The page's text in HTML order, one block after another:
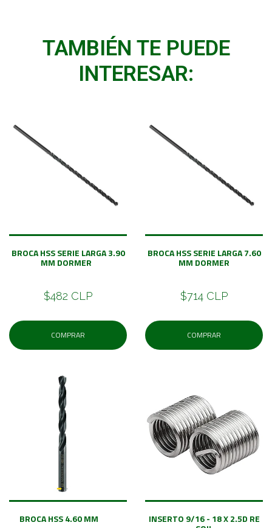
TAMBIÉN TE PUEDE
INTERESAR:
BROCA HSS SERIE LARGA 3.90
MM DORMER
$482 CLP
COMPRAR
BROCA HSS SERIE LARGA 7.60
MM DORMER
$714 CLP
COMPRAR
BROCA HSS 4.60 MM INSERTO 9/16 - 18 X 2.5D RE